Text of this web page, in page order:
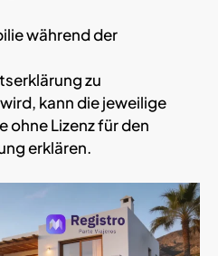
während der
zu
kann die jeweilige
ohne Lizenz für den
erklären.